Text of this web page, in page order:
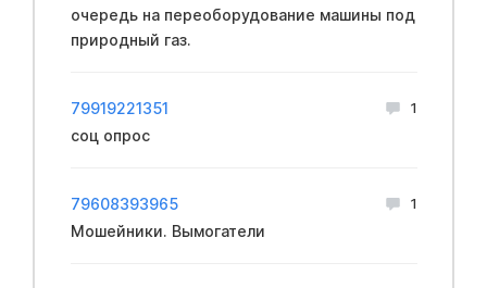
очередь на переоборудование машины под
природный газ.
79919221351 1
соц опрос
79608393965 1
Мошейники. Вымогатели